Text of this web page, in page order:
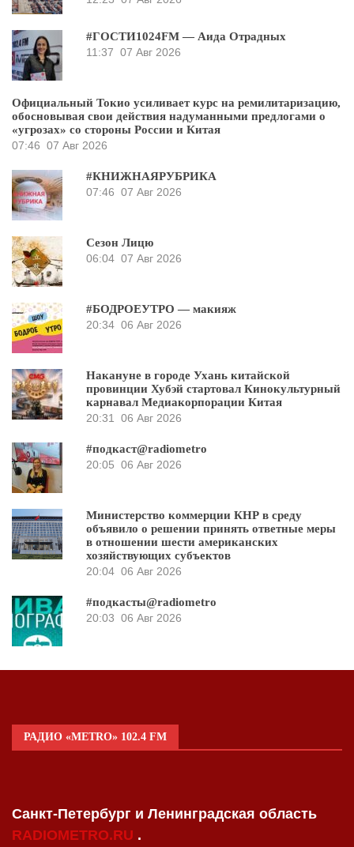
#ГОСТИ1024FM — Аида Отрадных
11:37 07 Авг 2026
Официальный Токио усиливает курс на ремилитаризацию,
обосновывая свои действия надуманными предлогами о
«угрозах» со стороны России и Китая
07:46 07 Авг 2026
#КНИЖНАЯРУБРИКА
07:46 07 Авг 2026
Сезон Лицю
06:04 07 Авг 2026
#БОДРОЕУТРО — макияж
20:34 06 Авг 2026
Накануне в городе Ухань китайской
провинции Хубэй стартовал Кинокультурный
карнавал Медиакорпорации Китая
20:31
06 Авг 2026
#подкаст@radiometro
20:05 06 Авг 2026
Министерство коммерции КНР в среду
объявило о решении принять ответные меры
в отношении шести американских
хозяйствующих субъектов
20:04 06 Авг 2026
#подкасты@radiometro
20:03 06 Авг 2026
РАДИО «METRO» 102.4 FM
Санкт-Петербург и Ленинградская область
RADIOMETRO.RU .